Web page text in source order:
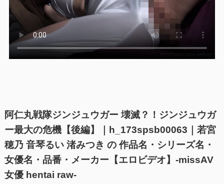
阿仁丸戦隊ジンジュウガー 壊滅？！ジンジュウガ
ー最大の危機【後編】｜h_173spsb00063｜若宮
穂乃 音琴るい 渚みつき の 作品名・シリーズ名・
女優名・品番・メーカー【エロビデオ】-missAV
女優 hentai raw-